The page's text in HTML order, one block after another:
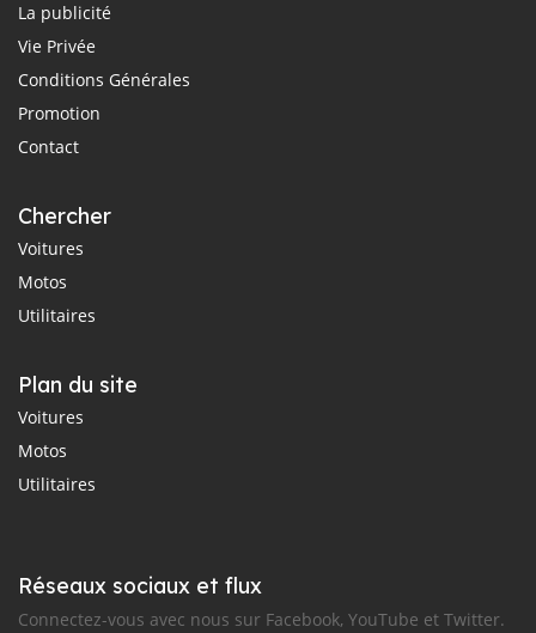
La publicité
Vie Privée
Conditions Générales
Promotion
Contact
Chercher
Voitures
Motos
Utilitaires
Plan du site
Voitures
Motos
Utilitaires
Réseaux sociaux et flux
Connectez-vous avec nous sur Facebook, YouTube et Twitter.